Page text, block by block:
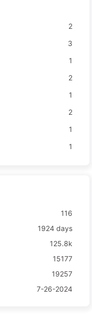
2
3
1
2
1
2
1
1
116
1924 days
125.8k
15177
19257
7-26-2024